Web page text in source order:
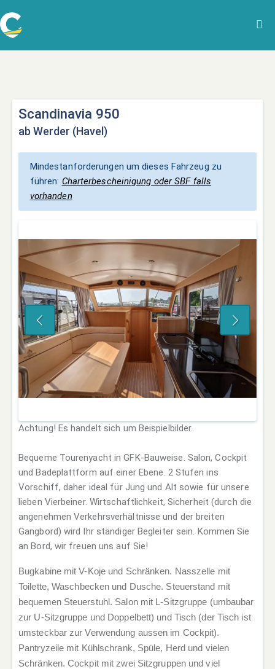
Scandinavia 950
ab Werder (Havel)
Mindestanforderungen um dieses Fahrzeug zu
führen: Charterbescheinigung oder SBF falls
vorhanden
Achtung! Es handelt sich um Beispielbilder.
Bequeme Tourenyacht in GFK-Bauweise. Salon, Cockpit
und Badeplattform auf einer Ebene. 2 Stufen ins
Vorschiff, daher ideal für Jung und Alt sowie für unsere
lieben Vierbeiner. Wirtschaftlichkeit, Sicherheit (durch die
angenehmen Verkehrsverhältnisse und der breiten
Gangbord) wird Ihr ständiger Begleiter sein. Kommen Sie
an Bord, wir freuen uns auf Sie!
Bugkabine mit V-Koje und Schränken. Nasszelle mit
Toilette, Waschbecken und Dusche. Steuerstand mit
bequemen Steuerstuhl. Salon mit L-Sitzgruppe (umbaubar
zur U-Sitzgruppe und Doppelbett) und Tisch (der Tisch ist
umsteckbar zur Verwendung aussen im Cockpit).
Pantryzeile mit Kühlschrank, Spüle, Herd und vielen
Schränken. Cockpit mit zwei Sitzgruppen und viel